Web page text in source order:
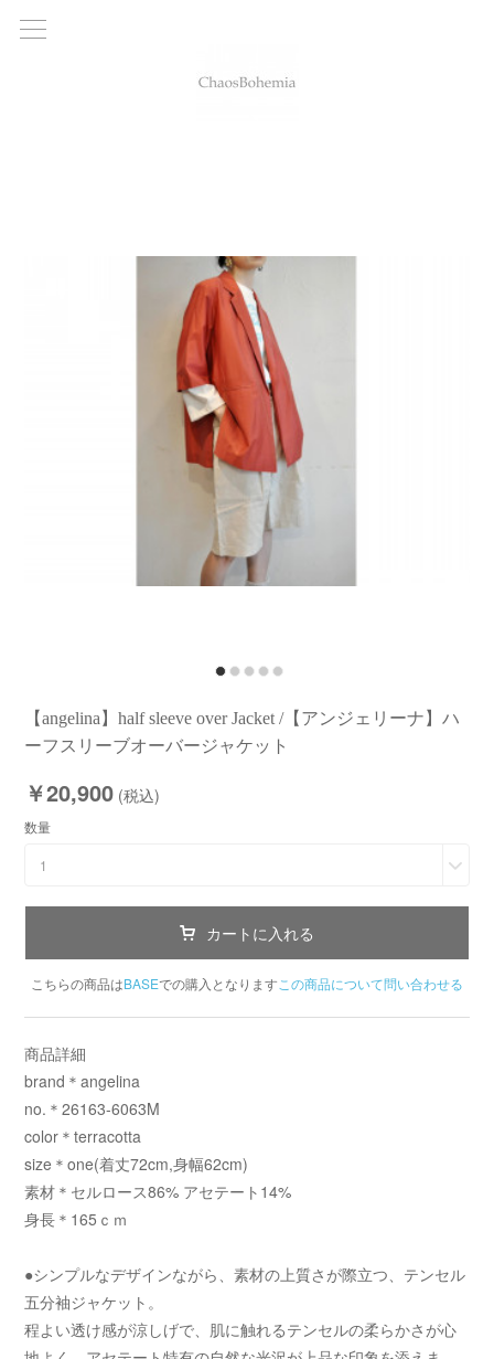
【angelina】half sleeve over Jacket /【アンジェリーナ】ハ
ーフスリーブオーバージャケット
￥20,900 (税込)
数量
1
カートに入れる
こちらの商品はBASEでの購入となります この商品について問い合わせる
商品詳細
brand＊angelina
no.＊26163-6063M
color＊terracotta
size＊one(着丈72cm,身幅62cm)
素材＊セルロース86% アセテート14%
身長＊165ｃｍ
●シンプルなデザインながら、素材の上質さが際立つ、テンセル
五分袖ジャケット。
程よい透け感が涼しげで、肌に触れるテンセルの柔らかさが心